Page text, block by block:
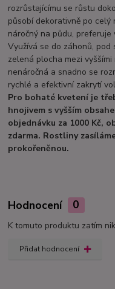
rozrůstajícímu se růstu
působí dekorativně po
náročný na půdu,
Využívá se do záhonů, pod
zelená plocha mezi
nenáročná a snadno se
rychlé a efektivní zakrytí
Pro bohaté kvetení je
hnojivem s vyšším
objednávku za 1000 Kč,
zdarma. Rostliny
prokořeněnou.
Hodnocení 0
K tomuto produktu zatím
Přidat hodnocení